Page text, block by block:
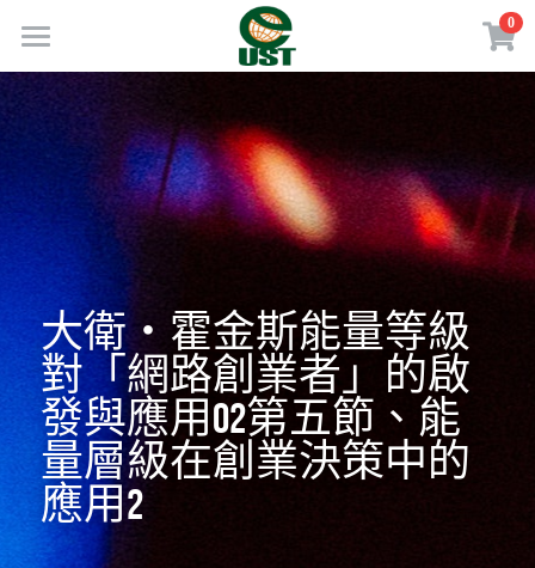
0
Home
規劃服務
最新消息
訂閱方案
線上商店
免費會員專區
VIP會員專區
歡迎來電
大衛・霍金斯能量等級
對「網路創業者」的啟
發與應用02第五節、能
量層級在創業決策中的
應用2
×
商品分類
所有商品分類